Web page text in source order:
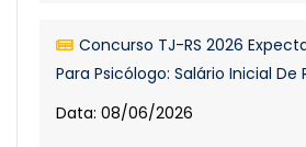
Concurso TJ-RS 2026
Para Psicólogo: Salário Inicial De
Data: 08/06/2026